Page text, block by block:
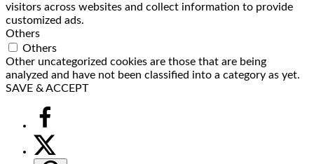
visitors across websites and collect information to provide
customized ads.
Others
Others
Other uncategorized cookies are those that are being
analyzed and have not been classified into a category as yet.
SAVE & ACCEPT